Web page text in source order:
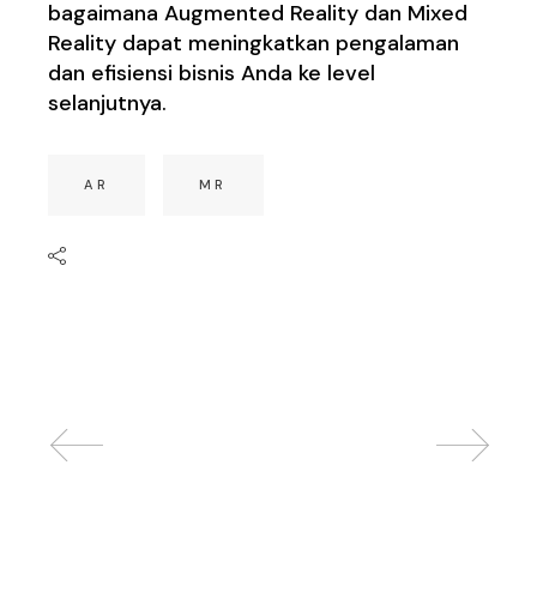
bagaimana Augmented Reality dan Mixed
Reality dapat meningkatkan pengalaman
dan efisiensi bisnis Anda ke level
selanjutnya.
AR MR